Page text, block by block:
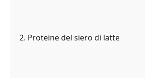
2. Proteine del siero di latte